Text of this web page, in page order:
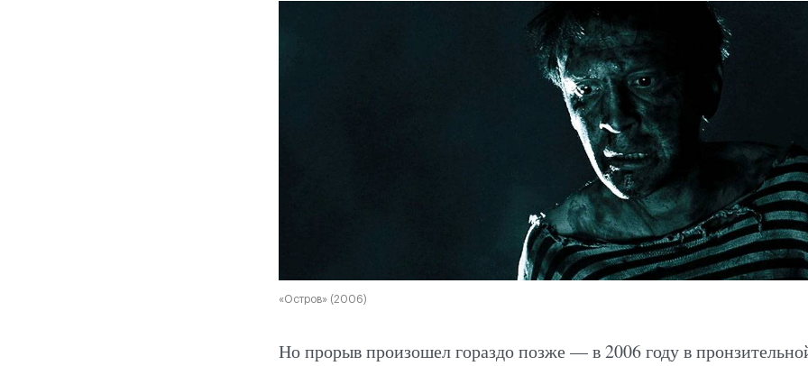
«Остров» (2006)
Но прорыв произошел гораздо позже — в 2006 году в